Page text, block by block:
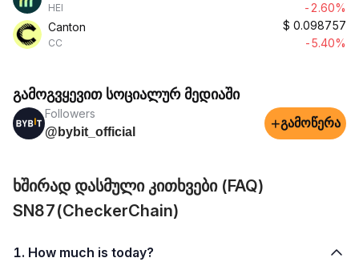
HEI
-2.60%
Canton
CC
$ 0.098757
-5.40%
გამოგვყევით სოციალურ მედიაში
Followers
@bybit_official
+გამოწერა
ხშირად დასმული კითხვები (FAQ)
SN87(CheckerChain)
1. How much is today?